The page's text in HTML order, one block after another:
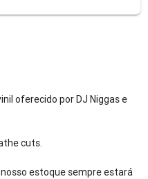
oferecido por DJ Niggas e
cuts.
estoque sempre estará